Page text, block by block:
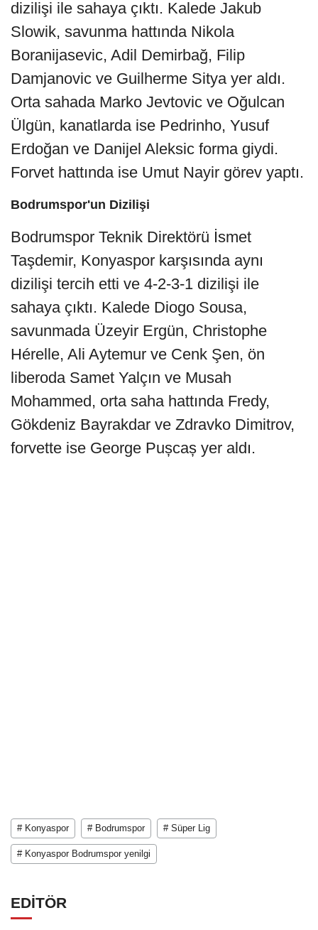
dizilişi ile sahaya çıktı. Kalede Jakub
Slowik, savunma hattında Nikola
Boranijasevic, Adil Demirbağ, Filip
Damjanovic ve Guilherme Sitya yer aldı.
Orta sahada Marko Jevtovic ve Oğulcan
Ülgün, kanatlarda ise Pedrinho, Yusuf
Erdoğan ve Danijel Aleksic forma giydi.
Forvet hattında ise Umut Nayir görev yaptı.
Bodrumspor'un Dizilişi
Bodrumspor Teknik Direktörü İsmet
Taşdemir, Konyaspor karşısında aynı
dizilişi tercih etti ve 4-2-3-1 dizilişi ile
sahaya çıktı. Kalede Diogo Sousa,
savunmada Üzeyir Ergün, Christophe
Hérelle, Ali Aytemur ve Cenk Şen, ön
liberoda Samet Yalçın ve Musah
Mohammed, orta saha hattında Fredy,
Gökdeniz Bayrakdar ve Zdravko Dimitrov,
forvette ise George Pușcaș yer aldı.
# Konyaspor # Bodrumspor # Süper Lig
# Konyaspor Bodrumspor yenilgi
EDİTÖR